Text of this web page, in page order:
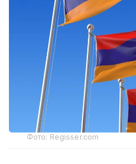
Фото: Regisser.com